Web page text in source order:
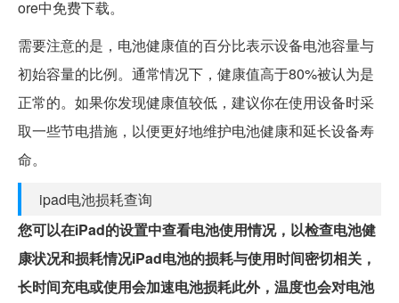
ore中免费下载。
需要注意的是，电池健康值的百分比表示设备电池容量与
初始容量的比例。通常情况下，健康值高于80%被认为是
正常的。如果你发现健康值较低，建议你在使用设备时采
取一些节电措施，以便更好地维护电池健康和延长设备寿
命。
ipad电池损耗查询
您可以在iPad的设置中查看电池使用情况，以检查电池健
康状况和损耗情况iPad电池的损耗与使用时间密切相关，
长时间充电或使用会加速电池损耗此外，温度也会对电池